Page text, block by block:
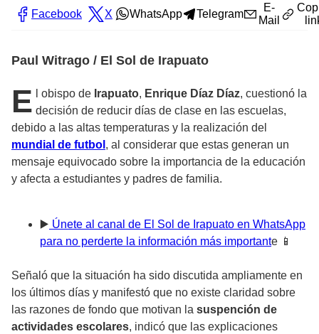
Facebook X WhatsApp Telegram
E-
Mail
Paul Witrago / El Sol de Irapuato
E l obispo de Irapuato, Enrique Díaz Díaz, cuestionó la
decisión de reducir días de clase en las escuelas,
debido a las altas temperaturas y la realización del
mundial de futbol , al considerar que estas generan un
mensaje equivocado sobre la importancia de la educación
y afecta a estudiantes y padres de familia.
▶️ Únete al canal de El Sol de Irapuato en WhatsApp
para no perderte la información más importante 📱
Señaló que la situación ha sido discutida ampliamente en
los últimos días y manifestó que no existe claridad sobre
las razones de fondo que motivan la suspención de
actividades escolares, indicó que las explicaciones